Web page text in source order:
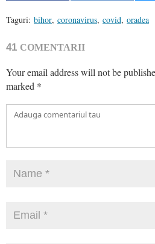
Taguri: bihor, coronavirus, covid, oradea
41 COMENTARII
Your email address will not be
marked *